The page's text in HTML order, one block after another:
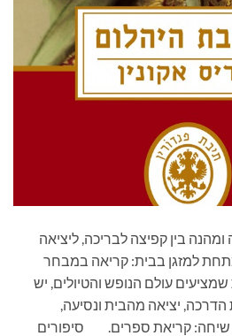
בין קפיצה לבריכה, ליציאה
למזגן בבית: קריאה במבחר
עולם הנופש והטיולים, יש
יציאה מהבית ונסיעה,
שיחה: קריאת ספרים. סיפורים